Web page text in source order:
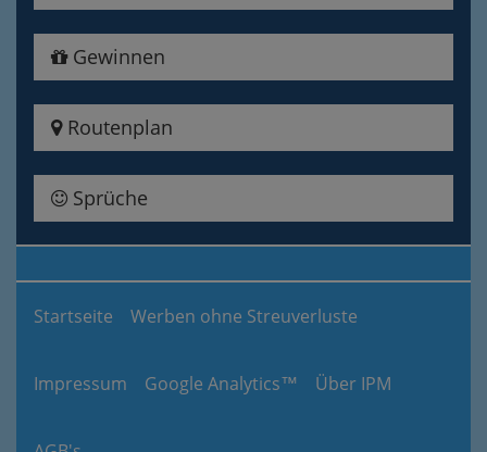
Gewinnen
Routenplan
Sprüche
Startseite Werben ohne Streuverluste
Impressum Google Analytics™ Über IPM